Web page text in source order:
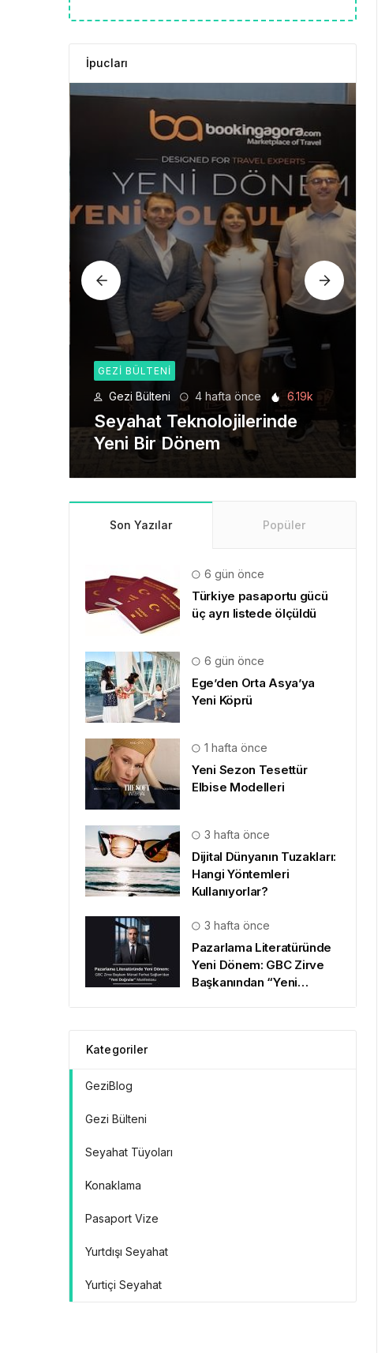
İpucları
GEZI BÜLTENI
Gezi Bülteni 1 ay önce 8.94k
Manevi Yolculukta Yeni
Dönem
Son Yazılar Popüler
6 gün önce
Türkiye pasaportu gücü
üç ayrı listede ölçüldü
6 gün önce
Ege’den Orta Asya’ya
Yeni Köprü
1 hafta önce
Yeni Sezon Tesettür
Elbise Modelleri
3 hafta önce
Dijital Dünyanın Tuzakları:
Hangi Yöntemleri
Kullanıyorlar?
3 hafta önce
Pazarlama Literatüründe
Yeni Dönem: GBC Zirve
Başkanından “Yeni
Kategoriler
GeziBlog
Gezi Bülteni
Seyahat Tüyoları
Konaklama
Pasaport Vize
Yurtdışı Seyahat
Yurtiçi Seyahat